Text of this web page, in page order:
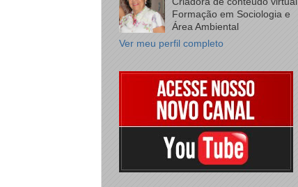
Formação em Sociologia e
Área Ambiental
Ver meu perfil completo